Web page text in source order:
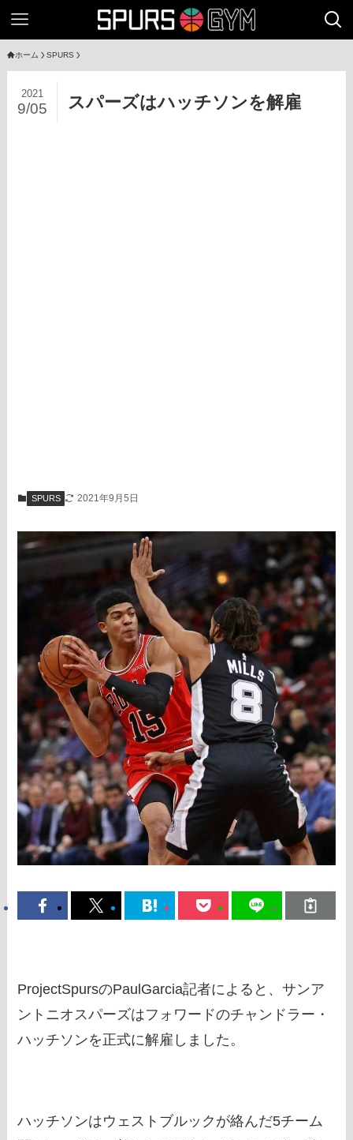
ホーム SPURS
スパーズはハッチソンを解雇
2021
9/05
SPURS 2021年9月5日
ProjectSpursのPaulGarcia記者によると、サンア
ントニオスパーズはフォワードのチャンドラー・
ハッチソンを正式に解雇しました。
ハッチソンはウェストブルックが絡んだ5チーム